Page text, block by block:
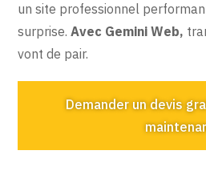
un site professionnel
surprise.Avec Gemini Web,
vont de pair.
Demander un devis